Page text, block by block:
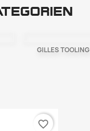
GILLES TOOLING
favorite_border